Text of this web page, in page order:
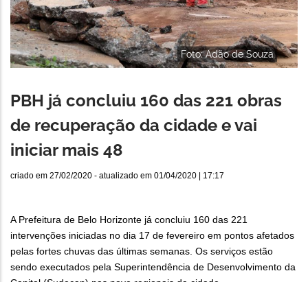
Foto: Adão de Souza
PBH já concluiu 160 das 221 obras
de recuperação da cidade e vai
iniciar mais 48
criado em 27/02/2020 - atualizado em 01/04/2020 | 17:17
A Prefeitura de Belo Horizonte já concluiu 160 das 221
intervenções iniciadas no dia 17 de fevereiro em pontos afetados
pelas fortes chuvas das últimas semanas. Os serviços estão
sendo executados pela Superintendência de Desenvolvimento da